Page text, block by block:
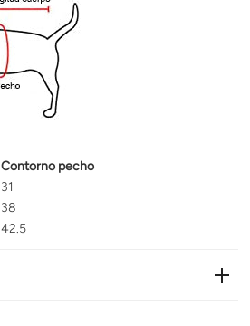
Contorno pecho
31
38
42.5